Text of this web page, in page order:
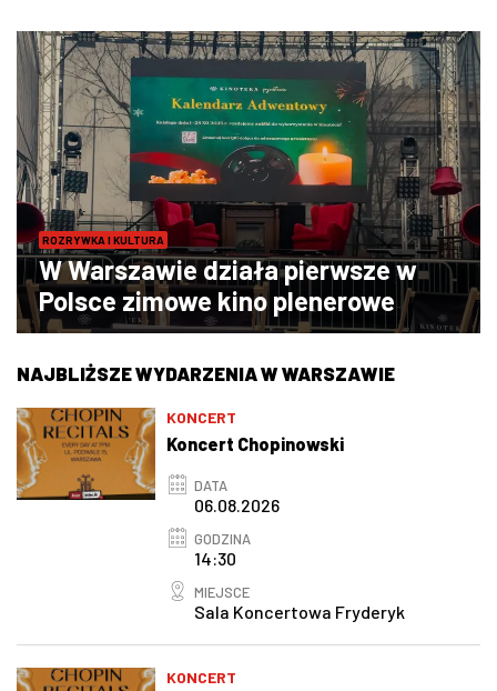
ROZRYWKA I KULTURA
W Warszawie działa pierwsze w
Polsce zimowe kino plenerowe
NAJBLIŻSZE WYDARZENIA W WARSZAWIE
KONCERT
Koncert Chopinowski
DATA
06.08.2026
GODZINA
14:30
MIEJSCE
Sala Koncertowa Fryderyk
KONCERT